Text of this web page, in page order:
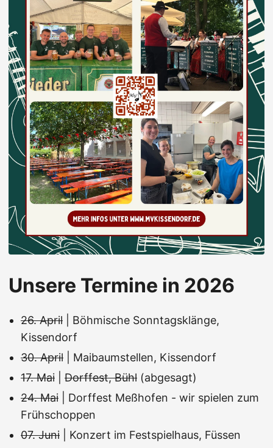
Unsere Termine in 2026
26. April | Böhmische Sonntagsklänge,
Kissendorf
30. April | Maibaumstellen, Kissendorf
17. Mai
Dorffest, Bühl (abgesagt)
24. Mai | Dorffest Meßhofen - wir spielen zum
Frühschoppen
07. Juni | Konzert im Festspielhaus, Füssen